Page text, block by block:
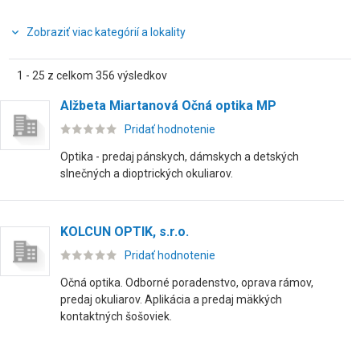
Zobraziť viac kategórií a lokality
1 - 25 z celkom 356 výsledkov
Alžbeta Miartanová Očná optika MP
Pridať hodnotenie
Optika - predaj pánskych, dámskych a detských
slnečných a dioptrických okuliarov.
KOLCUN OPTIK, s.r.o.
Pridať hodnotenie
Očná optika. Odborné poradenstvo, oprava rámov,
predaj okuliarov. Aplikácia a predaj mäkkých
kontaktných šošoviek.